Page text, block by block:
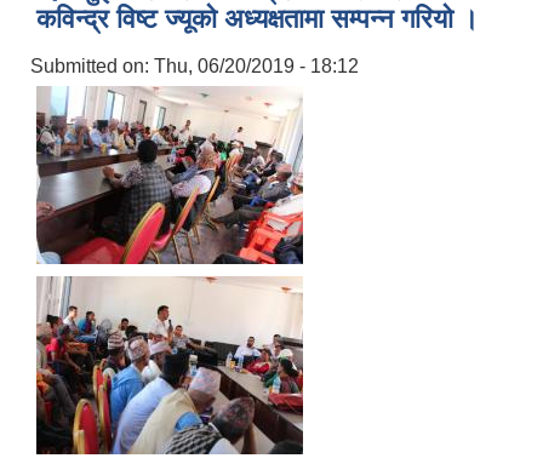
कविन्द्र विष्ट ज्यूकाे अध्यक्षतामा सम्पन्न गरियाे ।
Submitted on: Thu, 06/20/2019 - 18:12